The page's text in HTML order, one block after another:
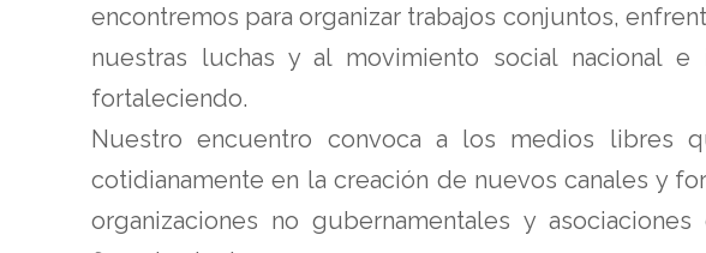
encontremos para organizar trabajos conjuntos,
nuestras luchas y al movimiento social nacional
fortaleciendo.
Nuestro encuentro convoca a los medios libres
cotidianamente en la creación de nuevos canales y
organizaciones no gubernamentales y